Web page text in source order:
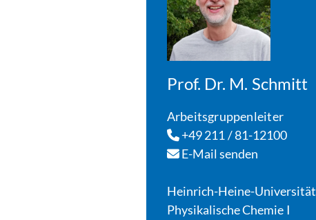
Prof. Dr. M. Schmitt
Arbeitsgruppenleiter
+49 211 / 81-12100
E-Mail senden
Heinrich-Heine-Universität
Physikalische Chemie I